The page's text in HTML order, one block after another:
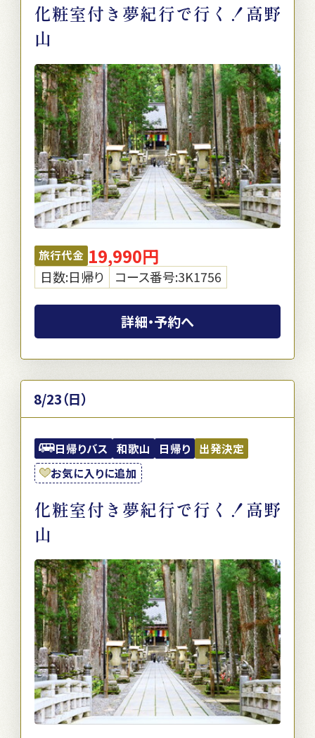
化粧室付き夢紀行で行く！高野
山
旅行代金 19,990円
日数:日帰り コース番号:3K1756
詳細・予約へ
8/23（日）
日帰りバス 和歌山 日帰り
出発決定
お気に入りに追加
化粧室付き夢紀行で行く！高野
山